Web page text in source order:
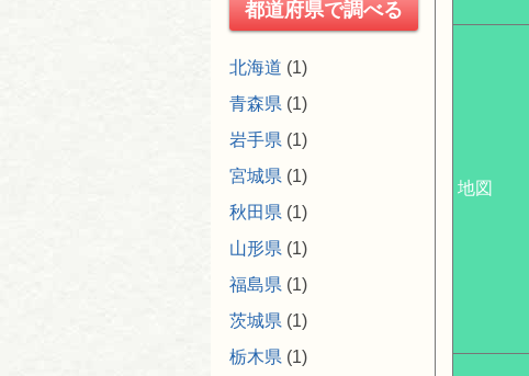
地図
都道府県で調べる
北海道 (1)
青森県 (1)
岩手県 (1)
宮城県 (1)
秋田県 (1)
山形県 (1)
福島県 (1)
茨城県 (1)
栃木県 (1)